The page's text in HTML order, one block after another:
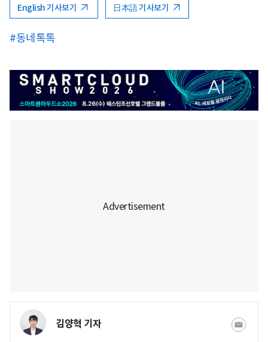
English 기사보기 日本語 기사보기
#동네톡톡
김양혁 기자